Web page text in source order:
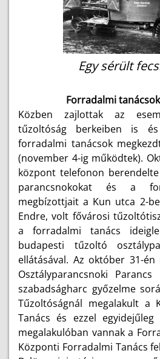
Egy sérült
Forradalmi
Közben zajlottak az
tűzoltóság berkeiben is
forradalmi tanácsok
(november 4-ig működtek).
központ telefonon
parancsnokokat és a
megbízottjait a Kun utca 2-
Endre, volt fővárosi
a forradalmi tanács
budapesti tűzoltó
ellátásával. Az október 31-
Osztályparancsnoki
szabadságharc győzelme
Tűzoltóságnál megalakult a
Tanács és ezzel
megalakulóban vannak a
Központi Forradalmi Tanács